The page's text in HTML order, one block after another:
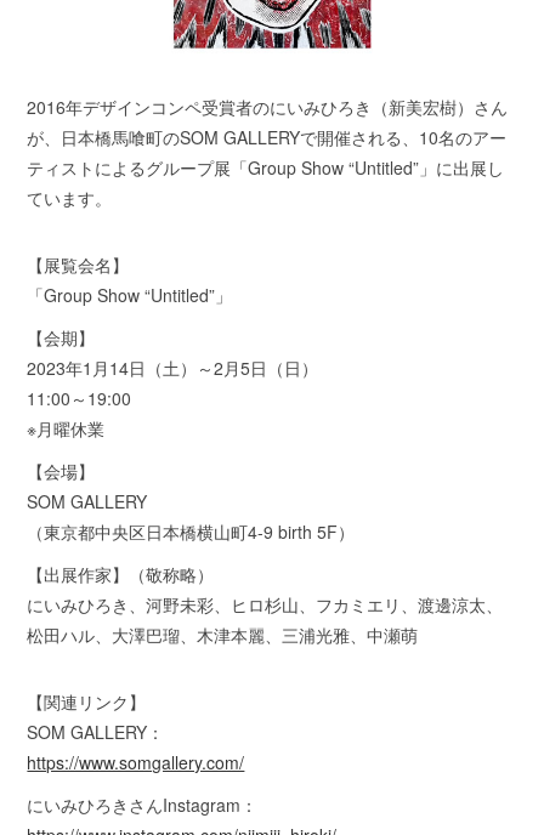
2016年デザインコンペ受賞者のにいみひろき（新美宏樹）さん
が、日本橋馬喰町のSOM GALLERYで開催される、10名のアー
ティストによるグループ展「Group Show “Untitled”」に出展し
ています。
【展覧会名】
「Group Show “Untitled”」
【会期】
2023年1月14日（土）～2月5日（日）
11:00～19:00
※月曜休業
【会場】
SOM GALLERY
（東京都中央区日本橋横山町4-9 birth 5F）
【出展作家】（敬称略）
にいみひろき、河野未彩、ヒロ杉山、フカミエリ、渡邊涼太、
松田ハル、大澤巴瑠、木津本麗、三浦光雅、中瀬萌
【関連リンク】
SOM GALLERY：
https://www.somgallery.com/
にいみひろきさんInstagram：